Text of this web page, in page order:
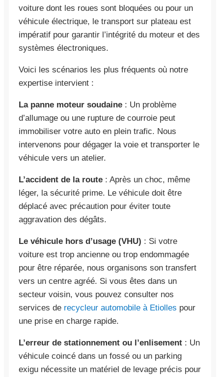
voiture dont les roues sont bloquées ou pour un
véhicule électrique, le transport sur plateau est
impératif pour garantir l’intégrité du moteur et des
systèmes électroniques.
Voici les scénarios les plus fréquents où notre
expertise intervient :
La panne moteur soudaine : Un problème
d’allumage ou une rupture de courroie peut
immobiliser votre auto en plein trafic. Nous
intervenons pour dégager la voie et transporter le
véhicule vers un atelier.
L’accident de la route : Après un choc, même
léger, la sécurité prime. Le véhicule doit être
déplacé avec précaution pour éviter toute
aggravation des dégâts.
Le véhicule hors d’usage (VHU) : Si votre
voiture est trop ancienne ou trop endommagée
pour être réparée, nous organisons son transfert
vers un centre agréé. Si vous êtes dans un
secteur voisin, vous pouvez consulter nos
services de recycleur automobile à Etiolles pour
une prise en charge rapide.
L’erreur de stationnement ou l’enlisement : Un
véhicule coincé dans un fossé ou un parking
exigu nécessite un matériel de levage précis pour